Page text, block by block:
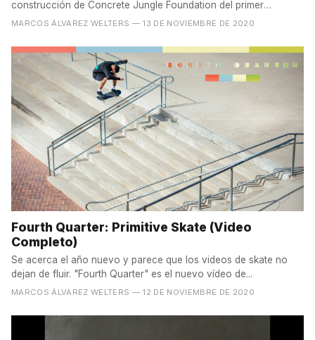
construcción de Concrete Jungle Foundation del primer
skatepark de...
MARCOS ÁLVAREZ WELTERS — 13 DE NOVIEMBRE DE 2020
Fourth Quarter: Primitive Skate (Video
Completo)
Se acerca el año nuevo y parece que los videos de skate no
dejan de fluir. "Fourth Quarter" es el nuevo vídeo de...
MARCOS ÁLVAREZ WELTERS — 12 DE NOVIEMBRE DE 2020